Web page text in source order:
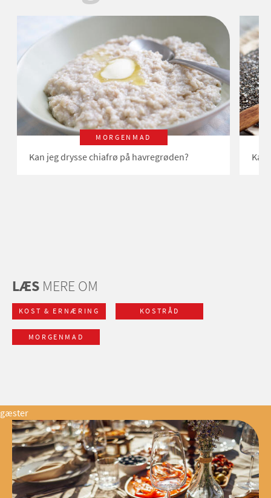
MORGENMAD
Kan jeg drysse chiafrø på havregrøden? Kan
LÆS MERE OM
KOST & ERNÆRING KOSTRÅD
MORGENMAD
gæster